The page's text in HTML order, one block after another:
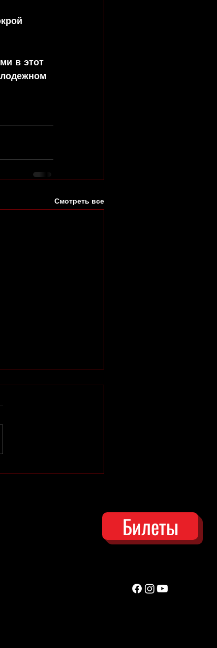
в этот
Смотреть все
в Зоне отдыха
Билеты